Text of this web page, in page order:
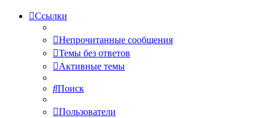
Ссылки
Непрочитанные сообщения
Темы без ответов
Активные темы
Поиск
Пользователи